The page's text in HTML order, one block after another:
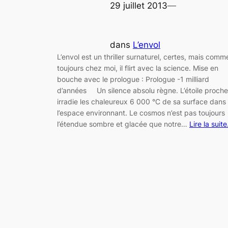
29 juillet 2013—
dans L’envol
L’envol est un thriller surnaturel, certes, mais
toujours chez moi, il flirt avec la science. Mise en
bouche avec le prologue : Prologue -1 milliard
d’années Un silence absolu règne. L’étoile proche
irradie les chaleureux 6 000 °C de sa surface dans
l’espace environnant. Le cosmos n’est pas toujours
l’étendue sombre et glacée que notre… Lire la